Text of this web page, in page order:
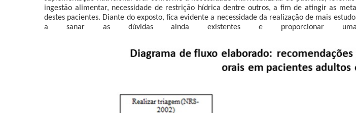
ingestão alimentar, necessidade de restrição hídrica dentre outros, a fim de atingir as
destes pacientes. Diante do exposto, fica evidente a necessidade da realização de mais
a sanar as dúvidas ainda existentes e proporcionar uma